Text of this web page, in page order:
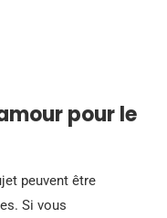
pour le
peuvent être
Si vous